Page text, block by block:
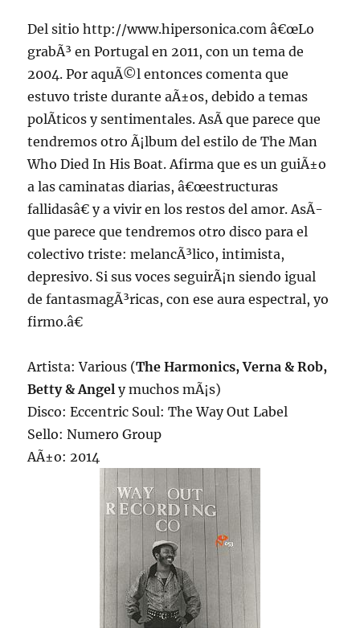
Del sitio http://www.hipersonica.com â€œLo
grabÃ³ en Portugal en 2011, con un tema de
2004. Por aquÃ©l entonces comenta que
estuvo triste durante aÃ±os, debido a temas
polÃ­ticos y sentimentales. AsÃ­ que parece que
tendremos otro Ã¡lbum del estilo de The Man
Who Died In His Boat. Afirma que es un guiÃ±o
a las caminatas diarias, â€œestructuras
fallidasâ€ y a vivir en los restos del amor. AsÃ­
que parece que tendremos otro disco para el
colectivo triste: melancÃ³lico, intimista,
depresivo. Si sus voces seguirÃ¡n siendo igual
de fantasmagÃ³ricas, con ese aura espectral, yo
firmo.â€
Artista: Various (The Harmonics, Verna & Rob,
Betty & Angely muchos mÃ¡s)
Disco: Eccentric Soul: The Way Out Label
Sello: Numero Group
AÃ±o: 2014